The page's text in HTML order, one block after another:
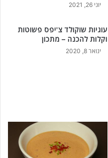
יוני 26, 2021
עוגיות שוקולד צ'יפס פשוטות
וקלות להכנה – מתכון
ינואר 8, 2020